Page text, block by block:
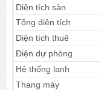
Diện tích sàn
Tổng diện tích
Diện tích thuê
Điện dự phòng
Hệ thống lạnh
Thang máy